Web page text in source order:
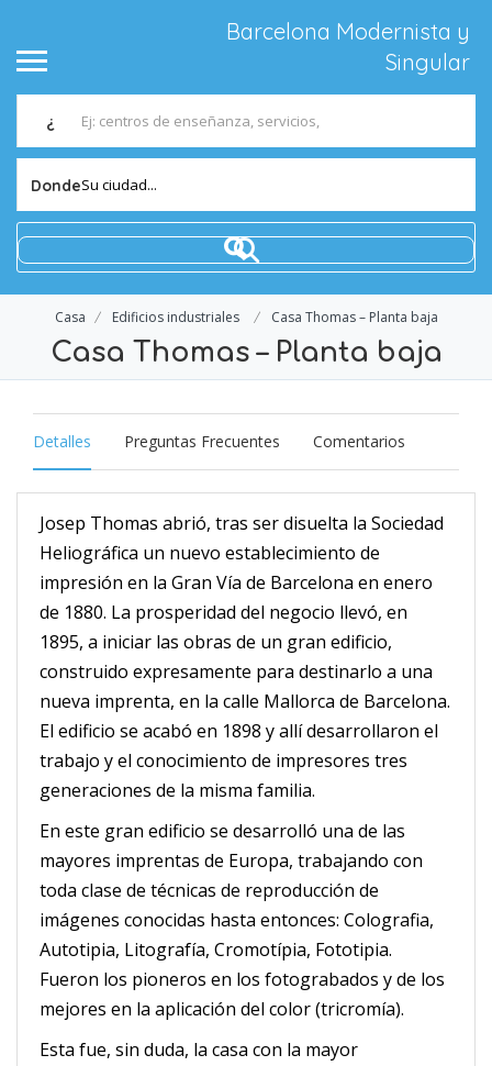
Barcelona Modernista y
Singular
¿
DondeSu ciudad...
Casa Edificios industriales Casa Thomas – Planta baja
Casa Thomas – Planta baja
Detalles Preguntas Frecuentes Comentarios
Josep Thomas abrió, tras ser disuelta la Sociedad
Heliográfica un nuevo establecimiento de
impresión en la Gran Vía de Barcelona en enero
de 1880. La prosperidad del negocio llevó, en
1895, a iniciar las obras de un gran edificio,
construido expresamente para destinarlo a una
nueva imprenta, en la calle Mallorca de Barcelona.
El edificio se acabó en 1898 y allí desarrollaron el
trabajo y el conocimiento de impresores tres
generaciones de la misma familia.
En este gran edificio se desarrolló una de las
mayores imprentas de Europa, trabajando con
toda clase de técnicas de reproducción de
imágenes conocidas hasta entonces: Colografia,
Autotipia, Litografía, Cromotípia, Fototipia.
Fueron los pioneros en los fotograbados y de los
mejores en la aplicación del color (tricromía).
Esta fue, sin duda, la casa con la mayor